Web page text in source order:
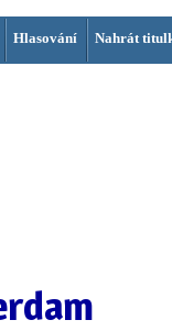
Hlasování Nahrát